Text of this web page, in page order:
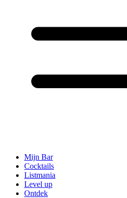
Mijn Bar
Cocktails
Listmania
Level up
Ontdek